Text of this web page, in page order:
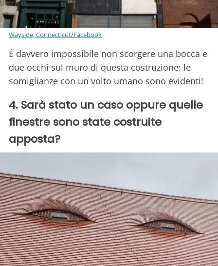
Wayside, Connecticut/Facebook
È davvero impossibile non scorgere una bocca e
due occhi sul muro di questa costruzione: le
somiglianze con un volto umano sono evidenti!
4. Sarà stato un caso oppure quelle
finestre sono state costruite
apposta?